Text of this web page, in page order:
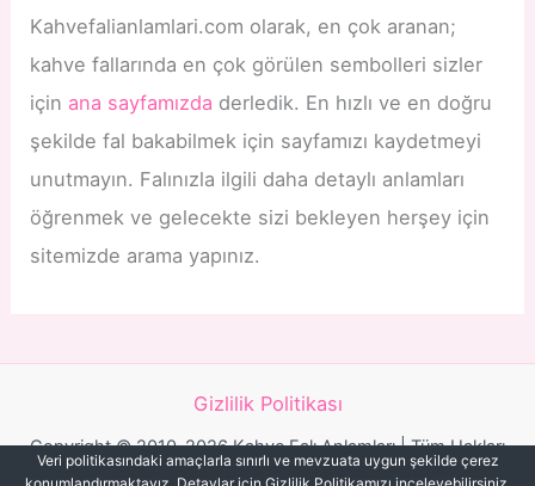
Kahvefalianlamlari.com olarak, en çok aranan;
kahve fallarında en çok görülen sembolleri sizler
için ana sayfamızda derledik. En hızlı ve en doğru
şekilde fal bakabilmek için sayfamızı kaydetmeyi
unutmayın. Falınızla ilgili daha detaylı anlamları
öğrenmek ve gelecekte sizi bekleyen herşey için
sitemizde arama yapınız.
Gizlilik Politikası
Copyright © 2010-2026 Kahve Falı Anlamları | Tüm Hakları
Saklıdır.
Veri politikasındaki amaçlarla sınırlı ve mevzuata uygun şekilde çerez